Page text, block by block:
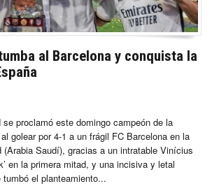
al Barcelona y conquista la
proclamó este domingo campeón de la
golear por 4-1 a un frágil FC Barcelona en la
(Arabia Saudí), gracias a un intratable Vinícius
en la primera mitad, y una incisiva y letal
el planteamiento...